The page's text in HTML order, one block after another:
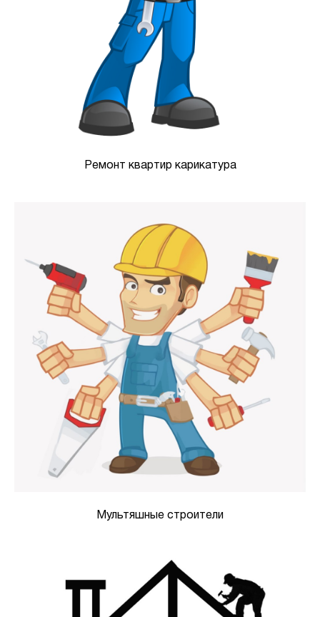
Ремонт квартир карикатура
Мультяшные строители